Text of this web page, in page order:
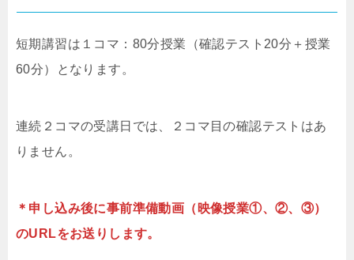
短期講習は１コマ：80分授業（確認テスト20分＋授業
60分）となります。
連続２コマの受講日では、２コマ目の確認テストはあ
りません。
＊申し込み後に事前準備動画（映像授業①、②、③）
のURLをお送りします。